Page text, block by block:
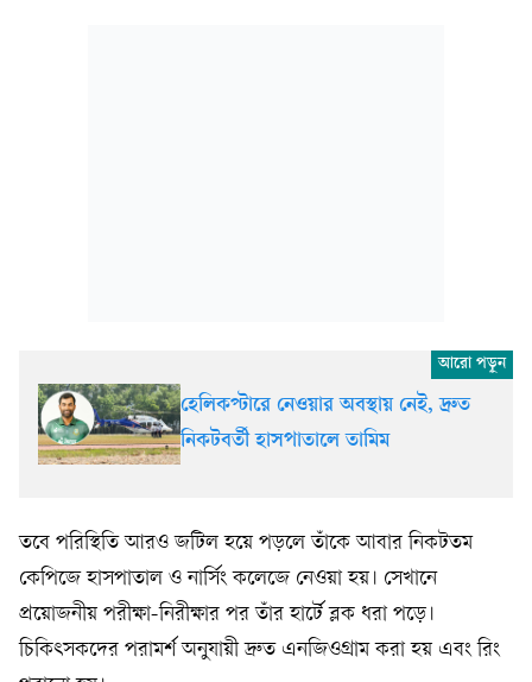
হেলিকপ্টারে নেওয়ার অবস্থায় নেই, দ্রুত
নিকটবর্তী হাসপাতালে তামিম
তবে পরিস্থিতি আরও জটিল হয়ে পড়লে তাঁকে আবার নিকটতম
কেপিজে হাসপাতাল ও নার্সিং কলেজে নেওয়া হয়। সেখানে
প্রয়োজনীয় পরীক্ষা-নিরীক্ষার পর তাঁর হার্টে ব্লক ধরা পড়ে।
চিকিৎসকদের পরামর্শ অনুযায়ী দ্রুত এনজিওগ্রাম করা হয় এবং রিং